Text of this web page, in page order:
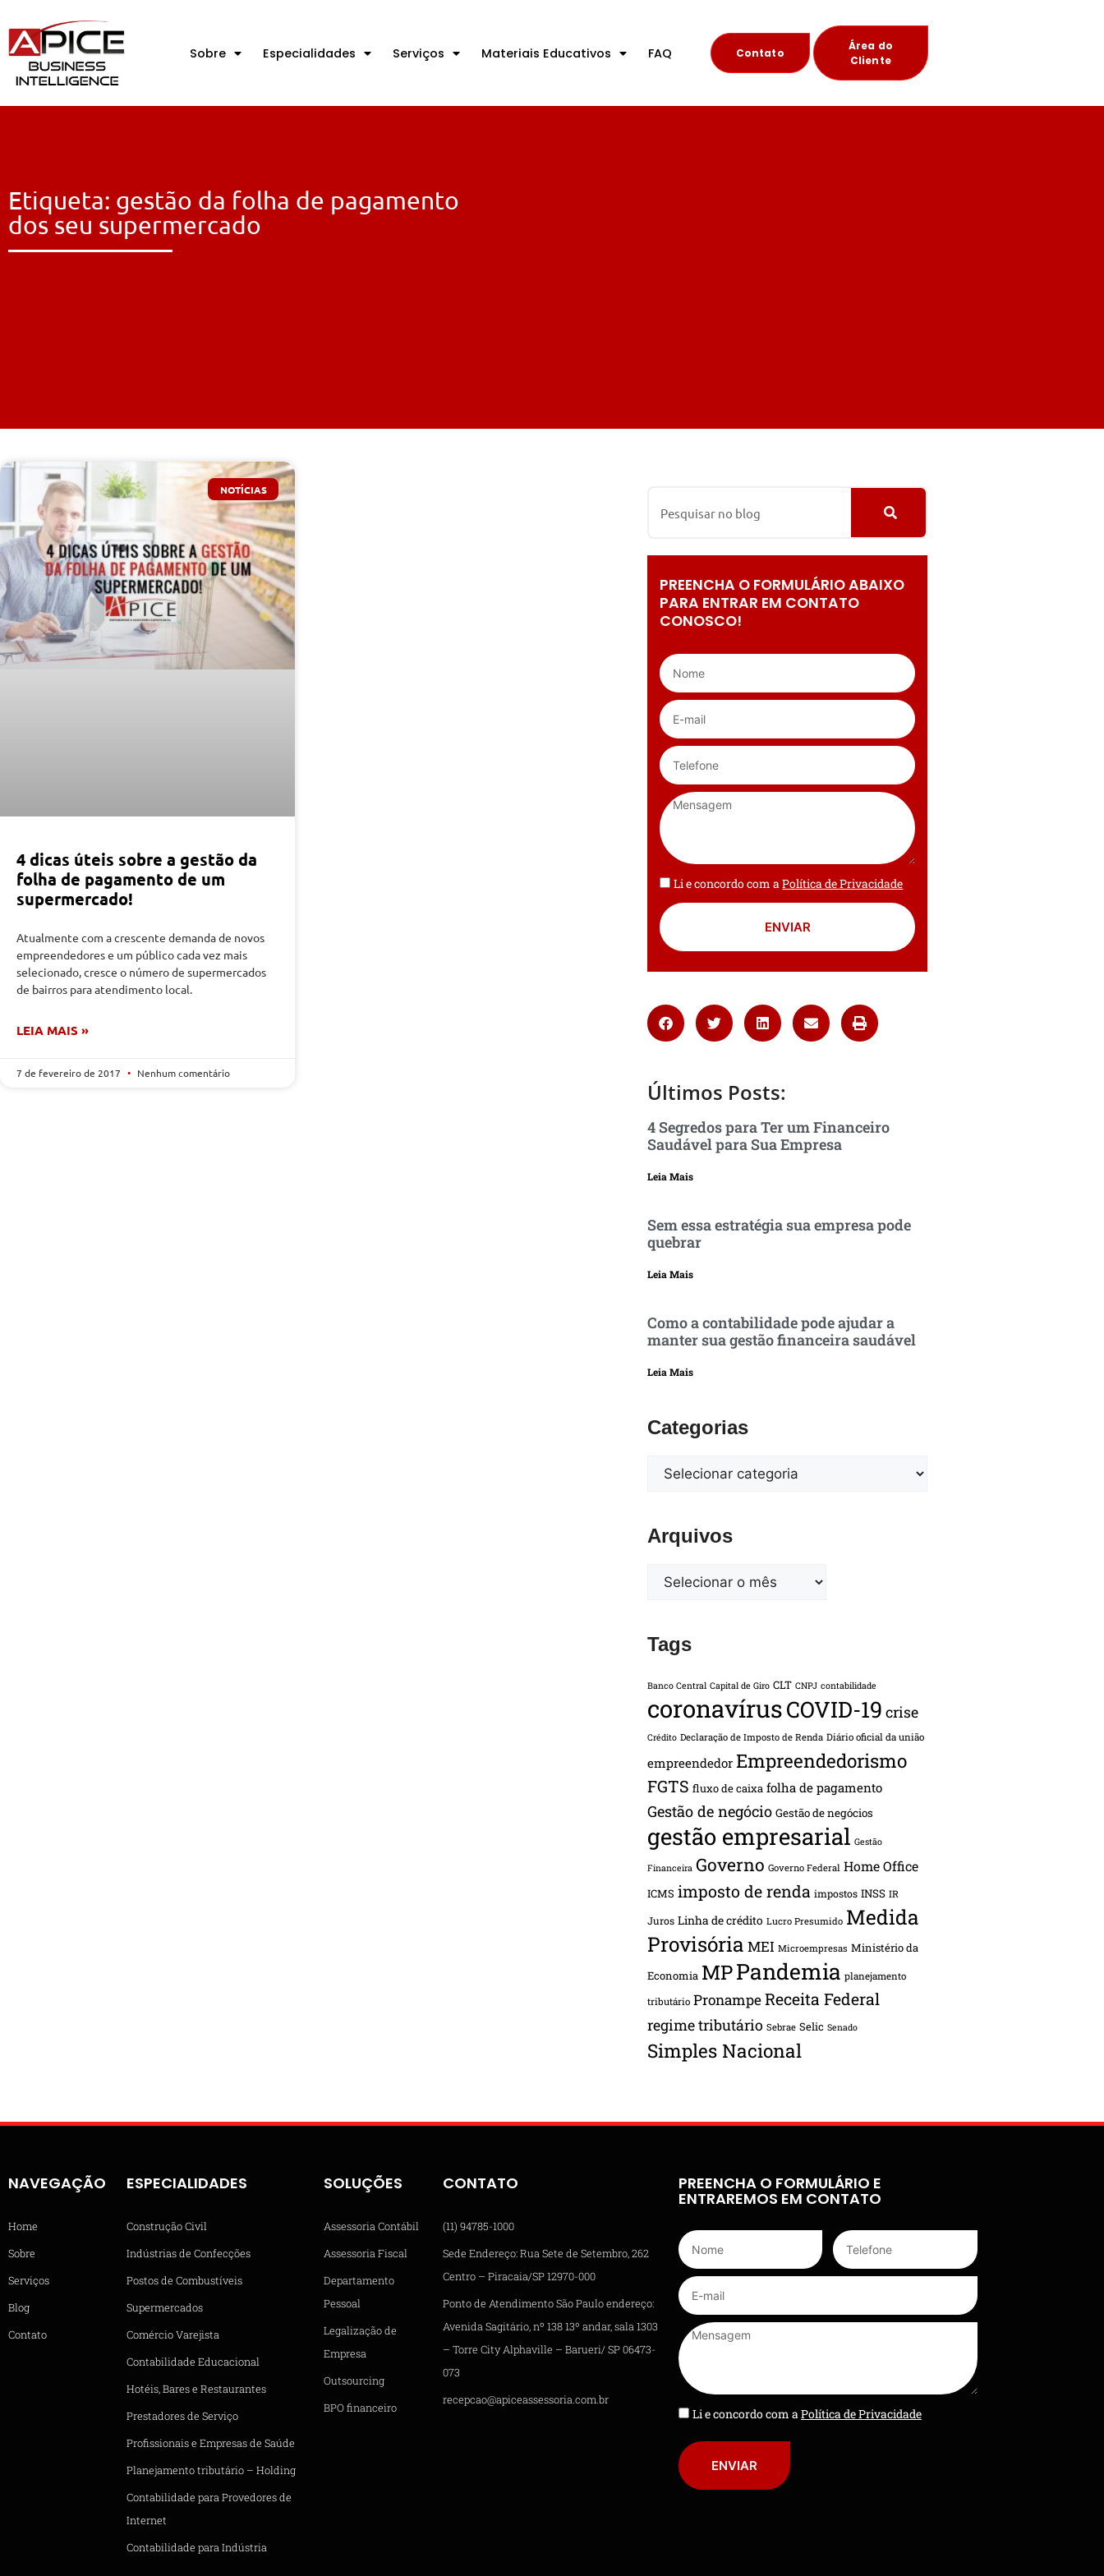
Sobre Especialidades Serviços Materiais Educativos FAQ Contato
Área do
Cliente
Etiqueta: gestão da folha de pagamento
dos seu supermercado
NOTÍCIAS
4 dicas úteis sobre a gestão da
folha de pagamento de um
supermercado!
Atualmente com a crescente demanda de novos
empreendedores e um público cada vez mais
selecionado, cresce o número de supermercados
de bairros para atendimento local.
LEIA MAIS »
7 de fevereiro de 2017 Nenhum comentário
PREENCHA O FORMULÁRIO ABAIXO
PARA ENTRAR EM CONTATO
CONOSCO!
Li e concordo com aPolítica de Privacidade
ENVIAR
Últimos Posts:
4 Segredos para Ter um Financeiro
Saudável para Sua Empresa
Leia Mais
Sem essa estratégia sua empresa pode
quebrar
Leia Mais
Como a contabilidade pode ajudar a
manter sua gestão financeira saudável
Leia Mais
Categorias
Arquivos
Tags
Banco Central Capital de Giro CLT CNPJ contabilidade
coronavírusCOVID-19 crise
Crédito Declaração de Imposto de Renda Diário oficial da união
empreendedor Empreendedorismo
FGTS fluxo de caixa folha de pagamento
Gestão de negócio Gestão de negócios
gestão empresarial Gestão
Financeira Governo Governo Federal Home Office
ICMS imposto de renda impostos INSS IR
Juros Linha de crédito Lucro Presumido Medida
Provisória MEI Microempresas Ministério da
Economia MPPandemia planejamento
tributário PronampeReceita Federal
regime tributário Sebrae Selic Senado
Simples Nacional
NAVEGAÇÃO
Home
Sobre
Serviços
Blog
Contato
ESPECIALIDADES
Construção Civil
Indústrias de Confecções
Postos de Combustíveis
Supermercados
Comércio Varejista
Contabilidade Educacional
Hotéis, Bares e Restaurantes
Prestadores de Serviço
Profissionais e Empresas de Saúde
Planejamento tributário – Holding
Contabilidade para Provedores de
Internet
Contabilidade para Indústria
SOLUÇÕES
Assessoria Contábil
Assessoria Fiscal
Departamento
Pessoal
Legalização de
Empresa
Outsourcing
BPO financeiro
CONTATO
(11) 94785-1000
Sede Endereço: Rua Sete de Setembro, 262
Centro – Piracaia/SP 12970-000
Ponto de Atendimento São Paulo endereço:
Avenida Sagitário, nº 138 13º andar, sala 1303
– Torre City Alphaville – Barueri/ SP 06473-
073
recepcao@apiceassessoria.com.br
PREENCHA O FORMULÁRIO E
ENTRAREMOS EM CONTATO
Li e concordo com aPolítica de Privacidade
ENVIAR